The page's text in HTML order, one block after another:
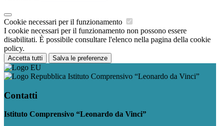
Cookie necessari per il funzionamento
I cookie necessari per il funzionamento non possono essere
disabilitati. È possibile consultare l'elenco nella pagina della cookie
policy.
Accetta tutti Salva le preferenze
Istituto Comprensivo “Leonardo da Vinci”
Contatti
Istituto Comprensivo “Leonardo da Vinci”